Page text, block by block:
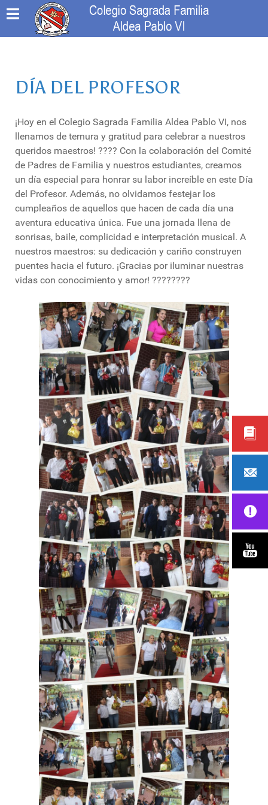
DÍA DEL PROFESOR
¡Hoy en el Colegio Sagrada Familia Aldea Pablo VI, nos
llenamos de ternura y gratitud para celebrar a nuestros
queridos maestros! ???? Con la colaboración del Comité
de Padres de Familia y nuestros estudiantes, creamos
un día especial para honrar su labor increíble en este Día
del Profesor. Además, no olvidamos festejar los
cumpleaños de aquellos que hacen de cada día una
aventura educativa única. Fue una jornada llena de
sonrisas, baile, complicidad e interpretación musical. A
nuestros maestros: su dedicación y cariño construyen
puentes hacia el futuro. ¡Gracias por iluminar nuestras
vidas con conocimiento y amor! ????????